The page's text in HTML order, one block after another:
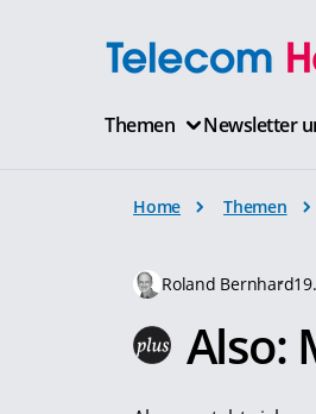
Themen Newsletter
Home Themen
Roland Bernhard
Also: